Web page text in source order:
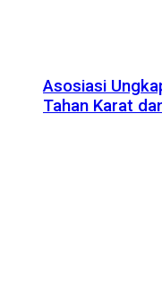
Asosiasi
Tahan Karat